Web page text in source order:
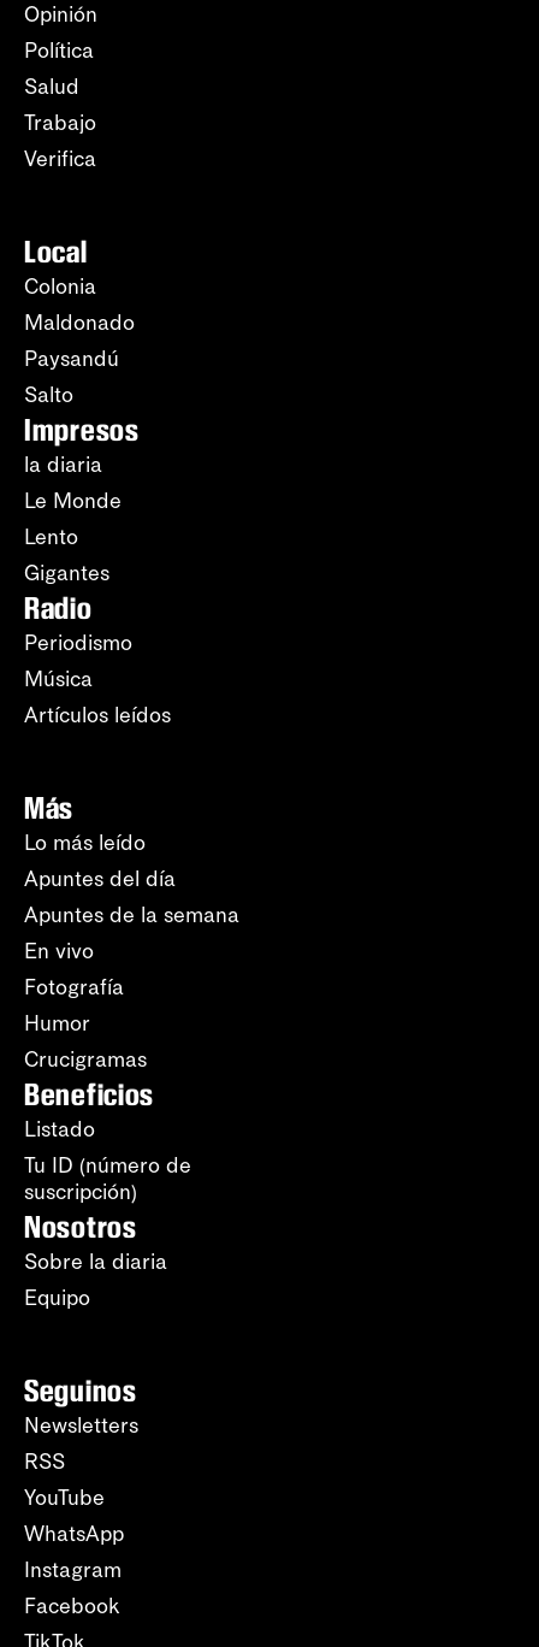
Opinión
Política
Salud
Trabajo
Verifica
Local
Colonia
Maldonado
Paysandú
Salto
Impresos
la diaria
Le Monde
Lento
Gigantes
Radio
Periodismo
Música
Artículos leídos
Más
Lo más leído
Apuntes del día
Apuntes de la semana
En vivo
Fotografía
Humor
Crucigramas
Beneficios
Listado
Tu ID (número de
suscripción)
Nosotros
Sobre la diaria
Equipo
Seguinos
Newsletters
RSS
YouTube
WhatsApp
Instagram
Facebook